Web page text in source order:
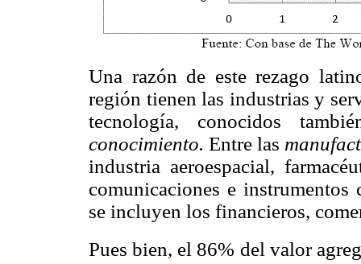
Una razón de este rezago
región tienen las industrias y
tecnología, conocidos
conocimiento. Entre las
industria aeroespacial,
comunicaciones e
se incluyen los financieros,
Pues bien, el 86% del valor